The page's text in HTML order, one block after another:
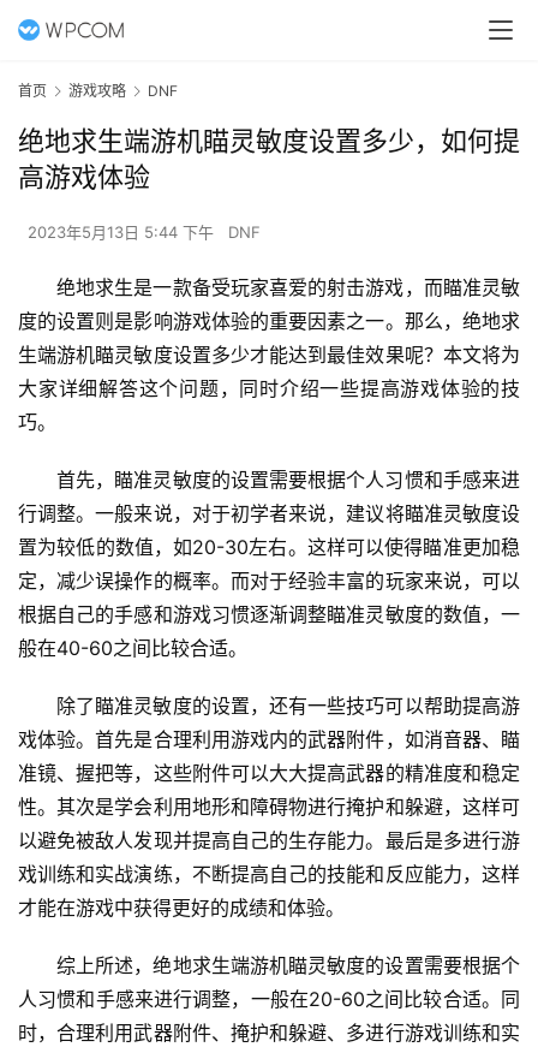
首页 游戏攻略 DNF
绝地求生端游机瞄灵敏度设置多少，如何提
高游戏体验
2023年5月13日 5:44 下午 DNF
绝地求生是一款备受玩家喜爱的射击游戏，而瞄准灵敏
度的设置则是影响游戏体验的重要因素之一。那么，绝地求
生端游机瞄灵敏度设置多少才能达到最佳效果呢？本文将为
大家详细解答这个问题，同时介绍一些提高游戏体验的技
巧。
首先，瞄准灵敏度的设置需要根据个人习惯和手感来进
行调整。一般来说，对于初学者来说，建议将瞄准灵敏度设
置为较低的数值，如20-30左右。这样可以使得瞄准更加稳
定，减少误操作的概率。而对于经验丰富的玩家来说，可以
根据自己的手感和游戏习惯逐渐调整瞄准灵敏度的数值，一
般在40-60之间比较合适。
除了瞄准灵敏度的设置，还有一些技巧可以帮助提高游
戏体验。首先是合理利用游戏内的武器附件，如消音器、瞄
准镜、握把等，这些附件可以大大提高武器的精准度和稳定
性。其次是学会利用地形和障碍物进行掩护和躲避，这样可
以避免被敌人发现并提高自己的生存能力。最后是多进行游
戏训练和实战演练，不断提高自己的技能和反应能力，这样
才能在游戏中获得更好的成绩和体验。
综上所述，绝地求生端游机瞄灵敏度的设置需要根据个
人习惯和手感来进行调整，一般在20-60之间比较合适。同
时，合理利用武器附件、掩护和躲避、多进行游戏训练和实